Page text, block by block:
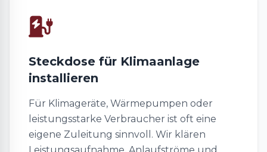
Steckdose für Klimaanlage
installieren
Für Klimageräte, Wärmepumpen oder
leistungsstarke Verbraucher ist oft eine
eigene Zuleitung sinnvoll. Wir klären